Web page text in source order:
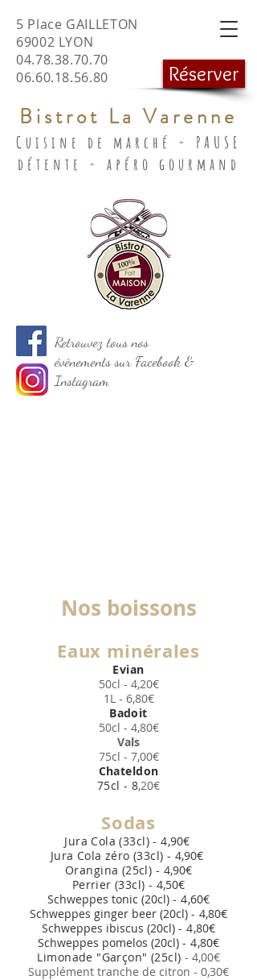
5 Place GAILLETON
69002 LYON
04.78.38.70.70
06.60.18.56.80
Réserver
Retrouvez tous nos
évènements sur Facebook &
Instagram
Bistrot La Varenne
Cuisine de marché - PAUSE
détente - apéro gourmand
Nos boissons
Eaux minérales
Evian
50cl - 4,20€
1L - 6,80€
Badoit
50cl - 4,80€
Vals
75cl - 7,00€
Chateldon
75cl - 8,20€
Sodas
Jura Cola (33cl) - 4,90€
Jura Cola zéro (33cl) - 4,90€
Orangina (25cl) - 4,90€
Perrier (33cl) - 4,50€
Schweppes tonic (20cl)- 4,60€
Schweppes ginger beer(20cl) - 4,80€
Schweppes ibiscus (20cl)- 4,80€
Schweppes pomelos (20cl)- 4,80€
Limonade "Garçon" (25cl) - 4,00€
Supplément tranche de citron - 0,30€